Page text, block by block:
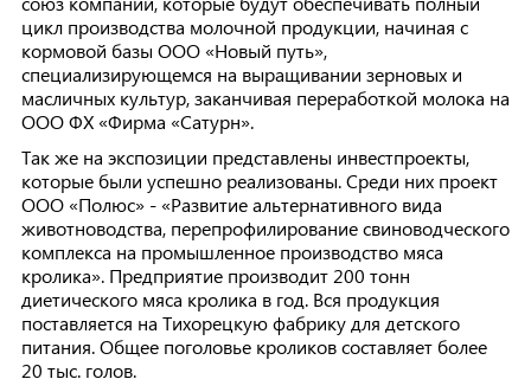
цикл производства молочной продукции, начиная с
кормовой базы ООО «Новый путь»,
специализирующемся на выращивании зерновых и
масличных культур, заканчивая переработкой молока на
ООО ФХ «Фирма «Сатурн».
Так же на экспозиции представлены инвестпроекты,
которые были успешно реализованы. Среди них проект
ООО «Полюс» - «Развитие альтернативного вида
животноводства, перепрофилирование свиноводческого
комплекса на промышленное производство мяса
кролика». Предприятие производит 200 тонн
диетического мяса кролика в год. Вся продукция
поставляется на Тихорецкую фабрику для детского
питания. Общее поголовье кроликов составляет более
20 тыс. голов.